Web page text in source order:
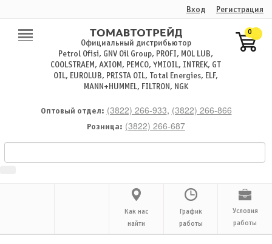
Вход Регистрация
Официальный дистрибьютор
Petrol Ofisi, GNV Oil Group, PROFI, MOL LUB,
COOLSTRAEM, AXIOM, PEMCO, YMIOIL, INTREK, GT
OIL, EUROLUB, PRISTA OIL, Total Energies, ELF,
MANN+HUMMEL, FILTRON, NGK
0
Оптовый отдел: (3822) 266-933, (3822) 266-866
Розница: (3822) 266-687
Как нас
найти
График
работы
Условия
работы